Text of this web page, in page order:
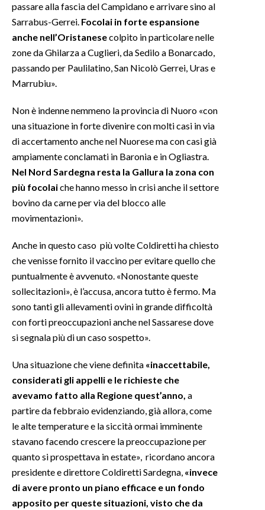
passare alla fascia del Campidano e arrivare sino al
Sarrabus-Gerrei. Focolai in forte espansione
anche nell’Oristanesecolpito in particolare nelle
zone da Ghilarza a Cuglieri, da Sedilo a Bonarcado,
passando per Paulilatino, San Nicolò Gerrei, Uras e
Marrubiu».
Non è indenne nemmeno la provincia di Nuoro «con
una situazione in forte divenire con molti casi in via
di accertamento anche nel Nuorese ma con casi già
ampiamente conclamati in Baronia e in Ogliastra.
Nel Nord Sardegna resta la Gallura la zona con
più focolaiche hanno messo in crisi anche il settore
bovino da carne per via del blocco alle
movimentazioni».
Anche in questo caso più volte Coldiretti ha chiesto
che venisse fornito il vaccino per evitare quello che
puntualmente è avvenuto. «Nonostante queste
sollecitazioni», è l’accusa, ancora tutto è fermo. Ma
sono tanti gli allevamenti ovini in grande difficoltà
con forti preoccupazioni anche nel Sassarese dove
si segnala più di un caso sospetto».
Una situazione che viene definita «inaccettabile,
considerati gli appelli e le richieste che
avevamo fatto alla Regione quest’anno, a
partire da febbraio evidenziando, già allora, come
le alte temperature e la siccità ormai imminente
stavano facendo crescere la preoccupazione per
quanto si prospettava in estate», ricordano ancora
presidente e direttore Coldiretti Sardegna, «invece
di avere pronto un piano efficace e un fondo
apposito per queste situazioni, visto che da